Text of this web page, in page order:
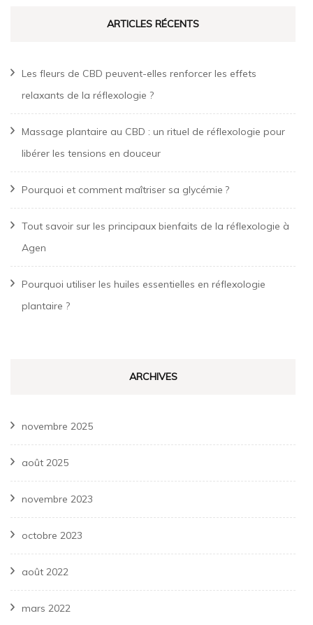
ARTICLES RÉCENTS
Les fleurs de CBD peuvent-elles renforcer les effets
relaxants de la réflexologie ?
Massage plantaire au CBD : un rituel de réflexologie pour
libérer les tensions en douceur
Pourquoi et comment maîtriser sa glycémie ?
Tout savoir sur les principaux bienfaits de la réflexologie à
Agen
Pourquoi utiliser les huiles essentielles en réflexologie
plantaire ?
ARCHIVES
novembre 2025
août 2025
novembre 2023
octobre 2023
août 2022
mars 2022